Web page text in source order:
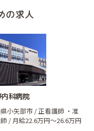
の求人
内科病院
小矢部市 / 正看護師 ・准
/ 月給22.6万円～26.6万円